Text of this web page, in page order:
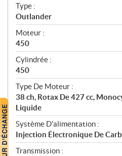
c
a
t
i
o
n
s
Type :
Outlander
Moteur :
450
Cylindrée :
450
Type De Moteur :
38 ch, Rotax De 427 cc,
Liquide
Système D'alimentation :
Injection Électronique De
Transmission :